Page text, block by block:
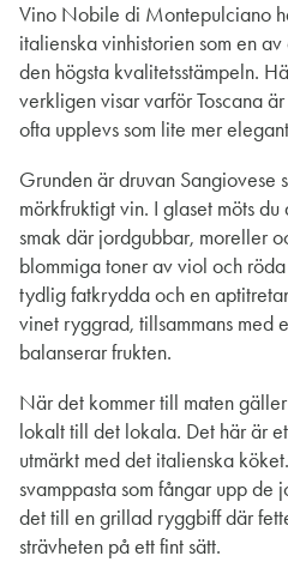
Vino Nobile di Montepulciano
italienska vinhistorien som en
den högsta kvalitetsstämpeln.
verkligen visar varför Toscana
ofta upplevs som lite mer
Grunden är druvan Sangiovese
mörkfruktigt vin. I glaset möts
smak där jordgubbar, moreller
blommiga toner av viol och
tydlig fatkrydda och en
vinet ryggrad, tillsammans med
balanserar frukten.
När det kommer till maten
lokalt till det lokala. Det här är
utmärkt med det italienska
svamppasta som fångar upp de
det till en grillad ryggbiff där
strävheten på ett fint sätt.